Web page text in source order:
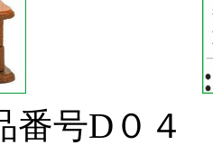
商品番